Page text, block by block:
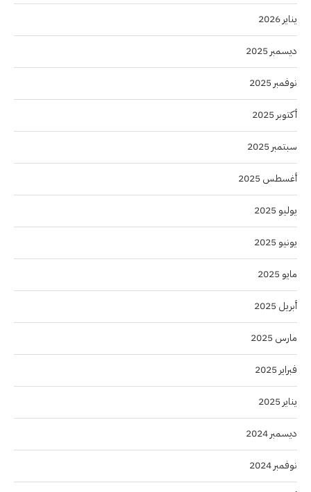
يناير 2026
ديسمبر 2025
نوفمبر 2025
أكتوبر 2025
سبتمبر 2025
أغسطس 2025
يوليو 2025
يونيو 2025
مايو 2025
أبريل 2025
مارس 2025
فبراير 2025
يناير 2025
ديسمبر 2024
نوفمبر 2024